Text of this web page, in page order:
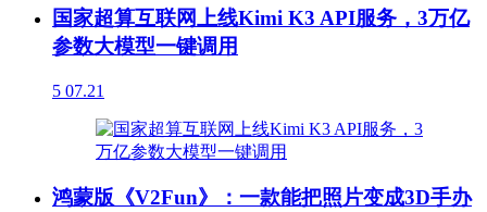
国家超算互联网上线Kimi K3 API服务，3万亿
参数大模型一键调用
5 07.21
鸿蒙版《V2Fun》：一款能把照片变成3D手办